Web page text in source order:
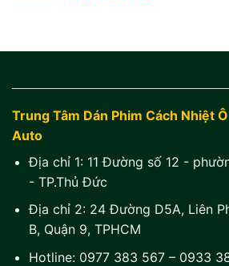
Trung Tâm Dán Phim Cách Nhiệt
Auto
Địa chỉ 1: 11 Đường số 12 -
- TP.Thủ Đức
Địa chỉ 2: 24 Đường D5A, Liên
B, Quận 9, TPHCM
Hotline: 0977 383 567– 0933